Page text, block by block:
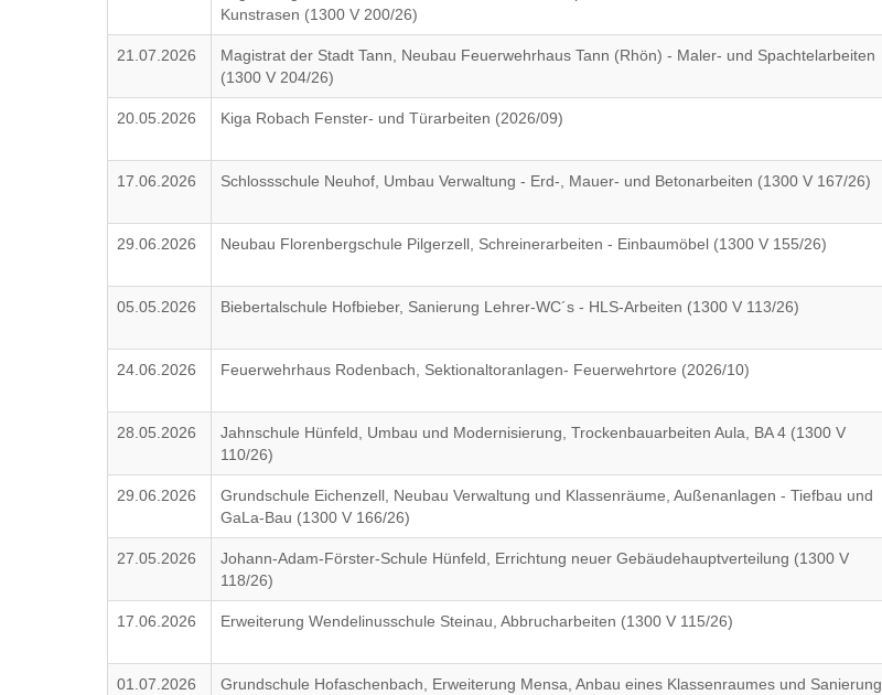
Kunstrasen (1300 V 200/26)
21.07.2026
Magistrat der Stadt Tann, Neubau Feuerwehrhaus Tann (Rhön) - Maler- und Spachtelarbeiten
(1300 V 204/26)
20.05.2026 Kiga Robach Fenster- und Türarbeiten (2026/09)
17.06.2026 Schlossschule Neuhof, Umbau Verwaltung - Erd-, Mauer- und Betonarbeiten (1300 V 167/26)
29.06.2026 Neubau Florenbergschule Pilgerzell, Schreinerarbeiten - Einbaumöbel (1300 V 155/26)
05.05.2026 Biebertalschule Hofbieber, Sanierung Lehrer-WC´s - HLS-Arbeiten (1300 V 113/26)
24.06.2026 Feuerwehrhaus Rodenbach, Sektionaltoranlagen- Feuerwehrtore (2026/10)
28.05.2026
Jahnschule Hünfeld, Umbau und Modernisierung, Trockenbauarbeiten Aula, BA 4 (1300 V
110/26)
29.06.2026
Grundschule Eichenzell, Neubau Verwaltung und Klassenräume, Außenanlagen - Tiefbau und
GaLa-Bau (1300 V 166/26)
27.05.2026
Johann-Adam-Förster-Schule Hünfeld, Errichtung neuer Gebäudehauptverteilung (1300 V
118/26)
17.06.2026 Erweiterung Wendelinusschule Steinau, Abbrucharbeiten (1300 V 115/26)
01.07.2026
Grundschule Hofaschenbach, Erweiterung Mensa, Anbau eines Klassenraumes und Sanierung